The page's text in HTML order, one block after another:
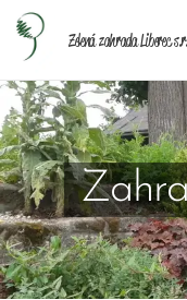
Zelená zahrada Liberec